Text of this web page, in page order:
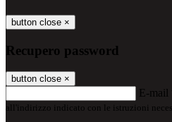
button close ×
Recupero password
button close ×
E-mail
all'indirizzo indicato con le istruzioni